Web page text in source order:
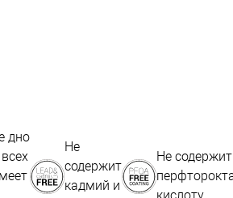
дно
Не
содержит
кадмий и
Не содержит